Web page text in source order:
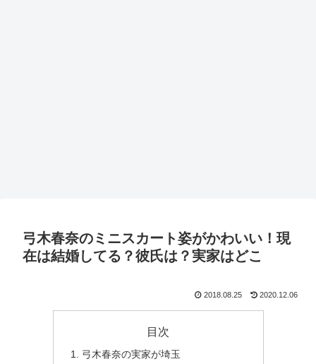
弓木春奈のミニスカート姿がかわいい！現
在は結婚してる？彼氏は？実家はどこ
2018.08.25 2020.12.06
目次
弓木春奈の実家が埼玉